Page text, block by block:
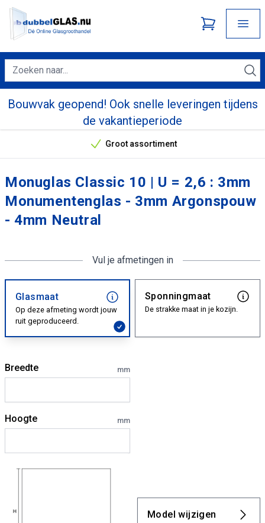
Bouwvak geopend! Ook snelle leveringen tijdens
de vakantieperiode
Onze unieke verkoopargumenten
Groot assortiment
Monuglas Classic 10 | U = 2,6 : 3mm
Monumentenglas - 3mm Argonspouw
- 4mm Neutral
Vul je afmetingen in
Glasmaat
Op deze afmeting wordt jouw
ruit geproduceerd.
Sponningmaat
De strakke maat in je kozijn.
Breedte mm
Hoogte mm
Model wijzigen